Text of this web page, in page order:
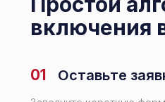
включения
01 Оставьте